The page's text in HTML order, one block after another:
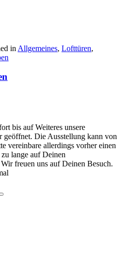
in Allgemeines, Lofttüren,
bis auf Weiteres unsere
geöffnet. Die Ausstellung kann von
vereinbare allerdings vorher einen
lange auf Deinen
freuen uns auf Deinen Besuch.